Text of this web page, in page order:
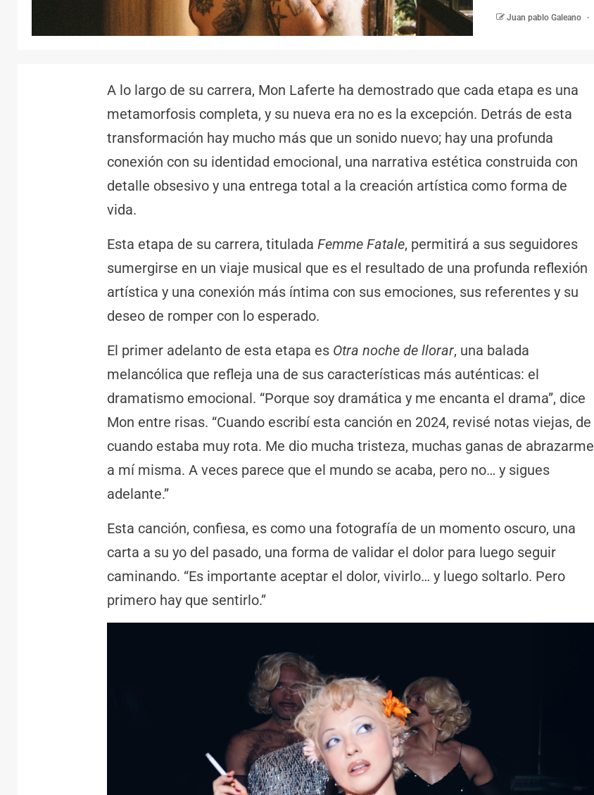
Juan pablo Galeano
A lo largo de su carrera, Mon Laferte ha demostrado que cada etapa es una
metamorfosis completa, y su nueva era no es la excepción. Detrás de esta
transformación hay mucho más que un sonido nuevo; hay una profunda
conexión con su identidad emocional, una narrativa estética construida con
detalle obsesivo y una entrega total a la creación artística como forma de
vida.
Esta etapa de su carrera, titulada Femme Fatale, permitirá a sus seguidores
sumergirse en un viaje musical que es el resultado de una profunda reflexión
artística y una conexión más íntima con sus emociones, sus referentes y su
deseo de romper con lo esperado.
El primer adelanto de esta etapa es Otra noche de llorar, una balada
melancólica que refleja una de sus características más auténticas: el
dramatismo emocional. “Porque soy dramática y me encanta el drama”, dice
Mon entre risas. “Cuando escribí esta canción en 2024, revisé notas viejas, de
cuando estaba muy rota. Me dio mucha tristeza, muchas ganas de abrazarme
a mí misma. A veces parece que el mundo se acaba, pero no… y sigues
adelante.”
Esta canción, confiesa, es como una fotografía de un momento oscuro, una
carta a su yo del pasado, una forma de validar el dolor para luego seguir
caminando. “Es importante aceptar el dolor, vivirlo… y luego soltarlo. Pero
primero hay que sentirlo.”